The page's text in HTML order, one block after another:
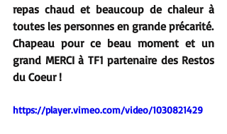
repas chaud et beaucoup de chaleur à
toutes les personnes en grande précarité.
Chapeau pour ce beau moment et un
grand MERCI à TF1 partenaire des Restos
du Coeur !
https://player.vimeo.com/video/1030821429